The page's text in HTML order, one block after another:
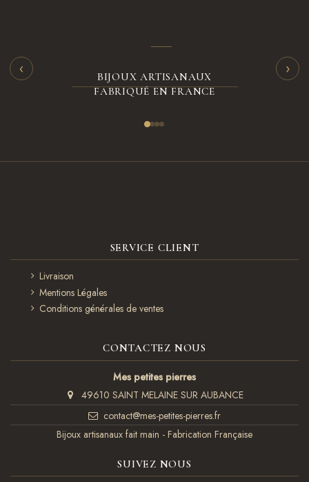
‹
BIJOUX ARTISANAUX
FABRIQUÉ EN FRANCE
›
SERVICE CLIENT
Livraison
Mentions Légales
Conditions générales de ventes
CONTACTEZ NOUS
Mes petites pierres
49610 SAINT MELAINE SUR AUBANCE
contact@mes-petites-pierres.fr
Bijoux artisanaux fait main - Fabrication Française
SUIVEZ NOUS